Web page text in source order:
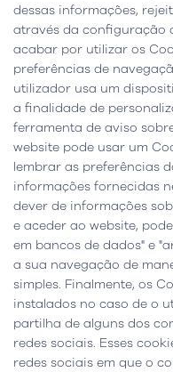
dessas informações,
através da configuração
acabar por utilizar os
preferências de
utilizador usa um
a finalidade de
ferramenta de aviso
website pode usar um
lembrar as preferências
informações fornecidas
dever de informações
e aceder ao website,
em bancos de dados" e
a sua navegação de
simples. Finalmente, os
instalados no caso de o
partilha de alguns dos
redes sociais. Esses
redes sociais em que o